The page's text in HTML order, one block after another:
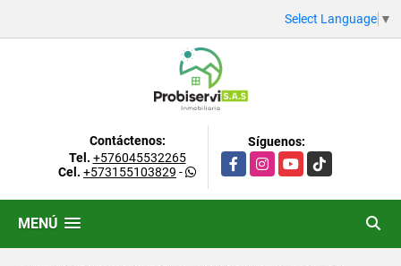
Select Language ▼
Contáctenos:
Tel. +576045532265
Cel. +573155103829 -
Síguenos:
FacebookInstagramYouTubeTikTok
MENÚ